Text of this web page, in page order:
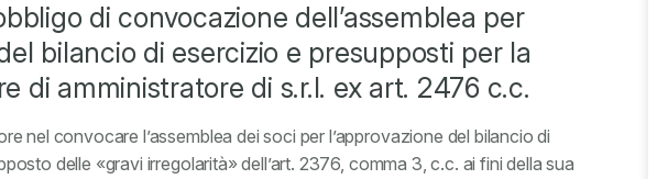
di convocazione dell’assemblea per
bilancio di esercizio e presupposti per la
di amministratore di s.r.l. ex art. 2476 c.c.
nel convocare l’assemblea dei soci per l’approvazione del bilancio di
delle «gravi irregolarità» dell’art. 2376, comma 3, c.c. ai fini della sua